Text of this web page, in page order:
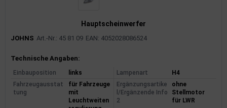
Hauptscheinwerfer
JOHNS Art.-Nr.: 45 81 09 EAN: 4052028086524
Produktinformationen
Technische Angaben:
Einbauposition links Lampenart
H4
Fahrzeugausstat
tung
für Fahrzeuge
mit
Leuchtweiten
Ergänzungsartike
l/Ergänzende Info
2
ohne
Stellmotor
für LWR